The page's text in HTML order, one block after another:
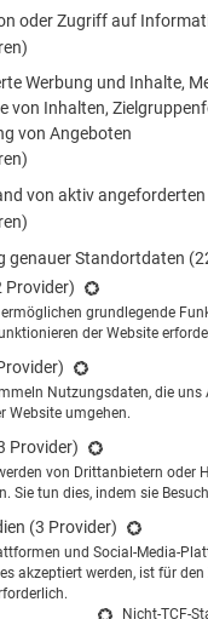
oder Zugriff auf
Werbung und Inhalte,
von Inhalten,
von Angeboten
von aktiv
genauer Standortdaten
Provider)
ermöglichen grundlegende
der Website
Nutzungsdaten, die uns
Website umgehen.
Provider)
von Drittanbietern oder
Sie tun dies, indem sie
(3 Provider)
und Social-Media-
akzeptiert werden, ist für
Nicht-TCF-